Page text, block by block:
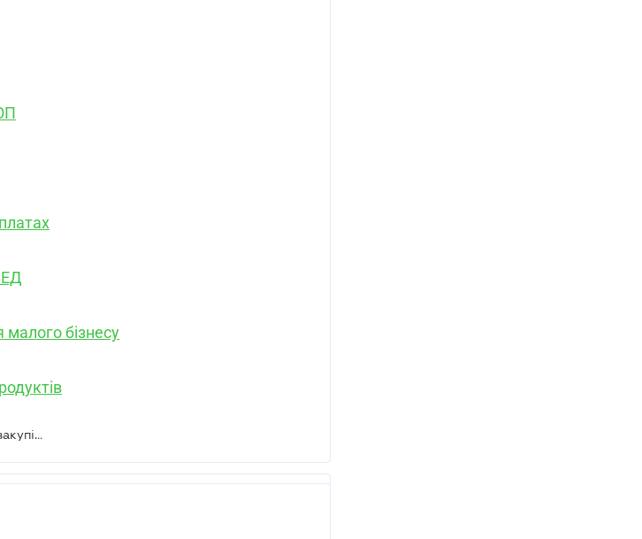
бізнесу
Мінфін пояснив застосування ПДВ-пільги для оборонних закупівель